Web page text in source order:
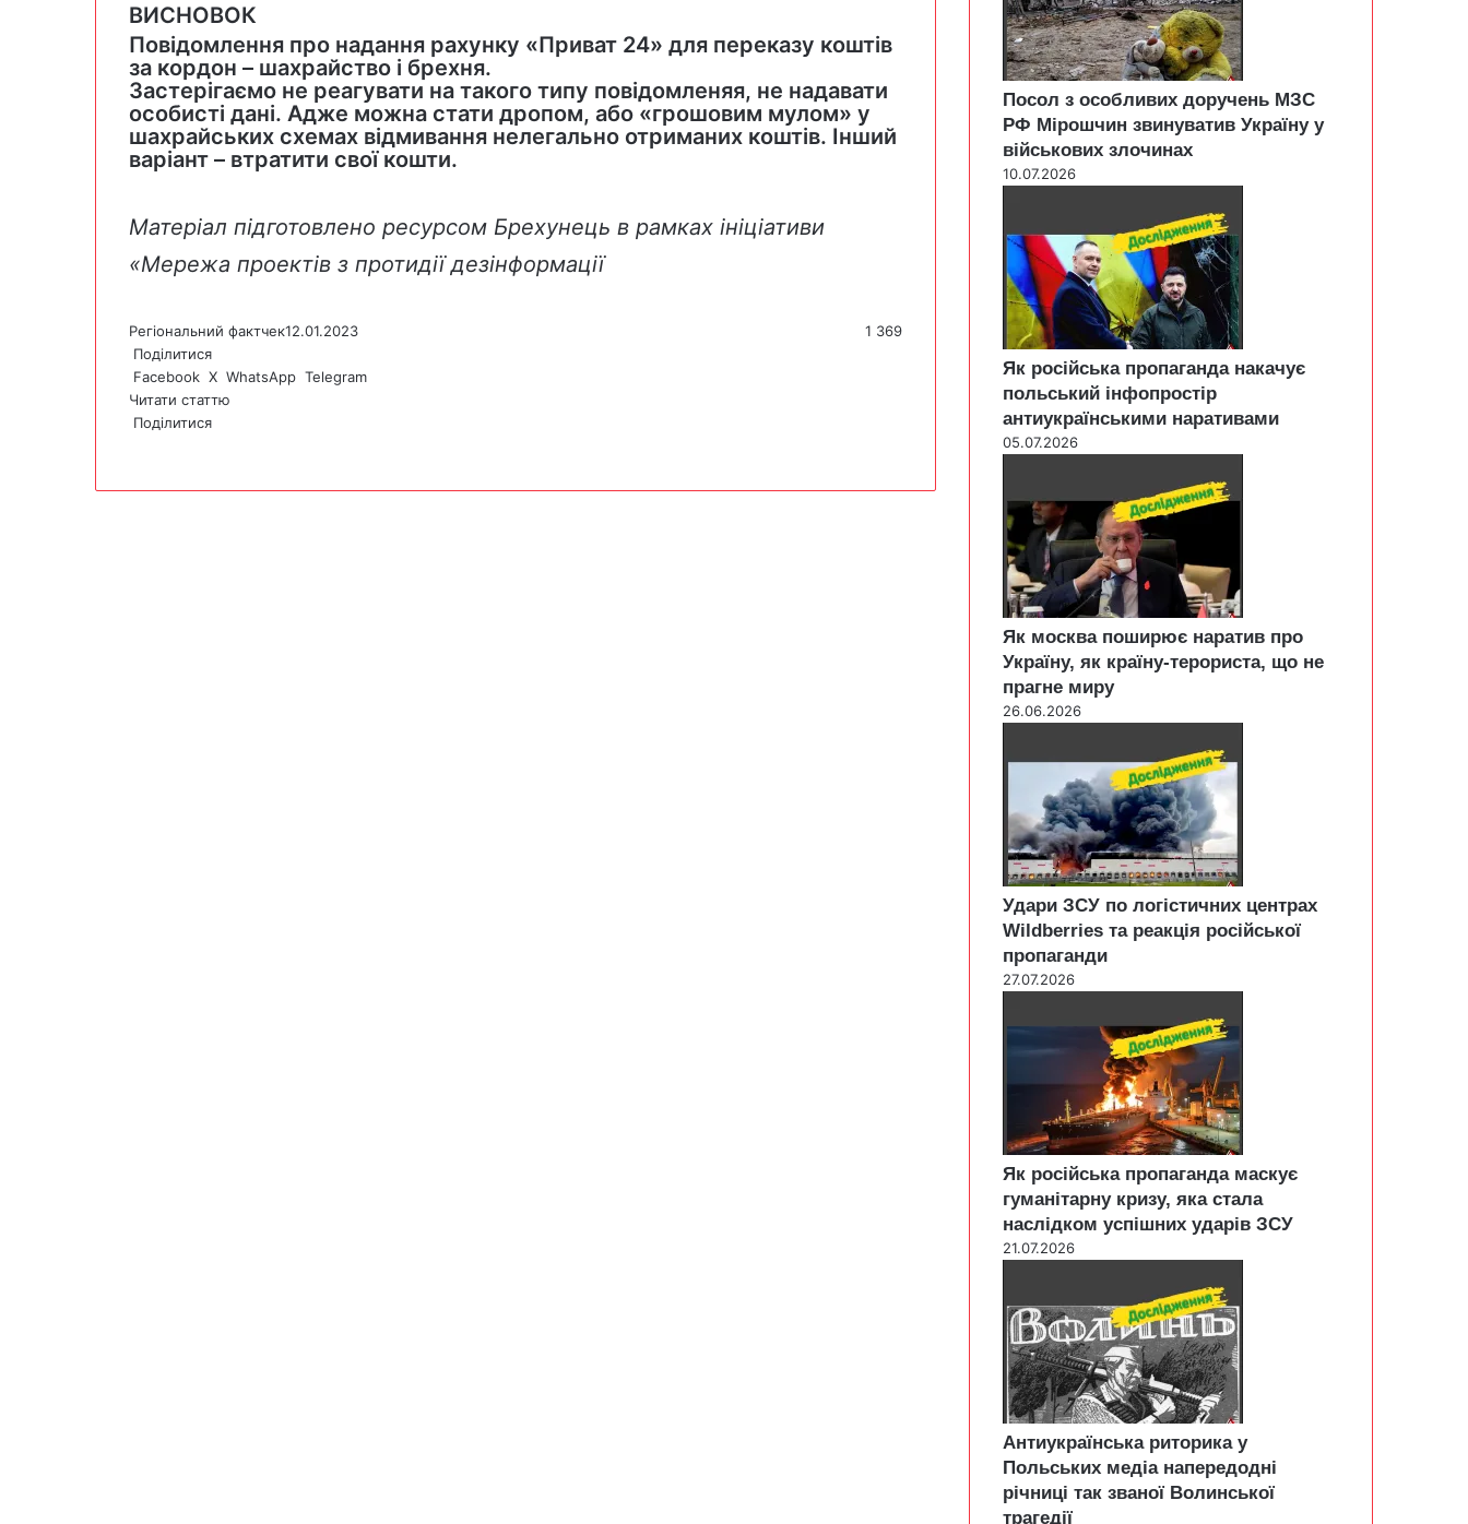
ВИСНОВОК
Повідомлення про надання рахунку «Приват 24» для переказу коштів
за кордон – шахрайство і брехня.
Застерігаємо не реагувати на такого типу повідомленяя, не надавати
особисті дані. Адже можна стати дропом, або «грошовим мулом» у
шахрайських схемах відмивання нелегально отриманих коштів. Інший
варіант – втратити свої кошти.
Матеріал підготовлено ресурсом Брехунець в рамках ініціативи
«Мережа проектів з протидії дезінформації
Регіональний фактчек12.01.2023
1 369
Поділитися
Facebook X WhatsApp Telegram
Читати статтю
Поділитися
calb
i
Посол з особливих доручень МЗС
РФ Мірошчин звинуватив Україну у
військових злочинах
10.07.2026
Як російська пропаганда накачує
польський інфопростір
антиукраїнськими наративами
05.07.2026
Як москва поширює наратив про
Україну, як країну-терориста, що не
прагне миру
26.06.2026
Удари ЗСУ по логістичних центрах
Wildberries та реакція російської
пропаганди
27.07.2026
Як російська пропаганда маскує
гуманітарну кризу, яка стала
наслідком успішних ударів ЗСУ
21.07.2026
Антиукраїнська риторика у
Польських медіа напередодні
річниці так званої Волинської
трагедії